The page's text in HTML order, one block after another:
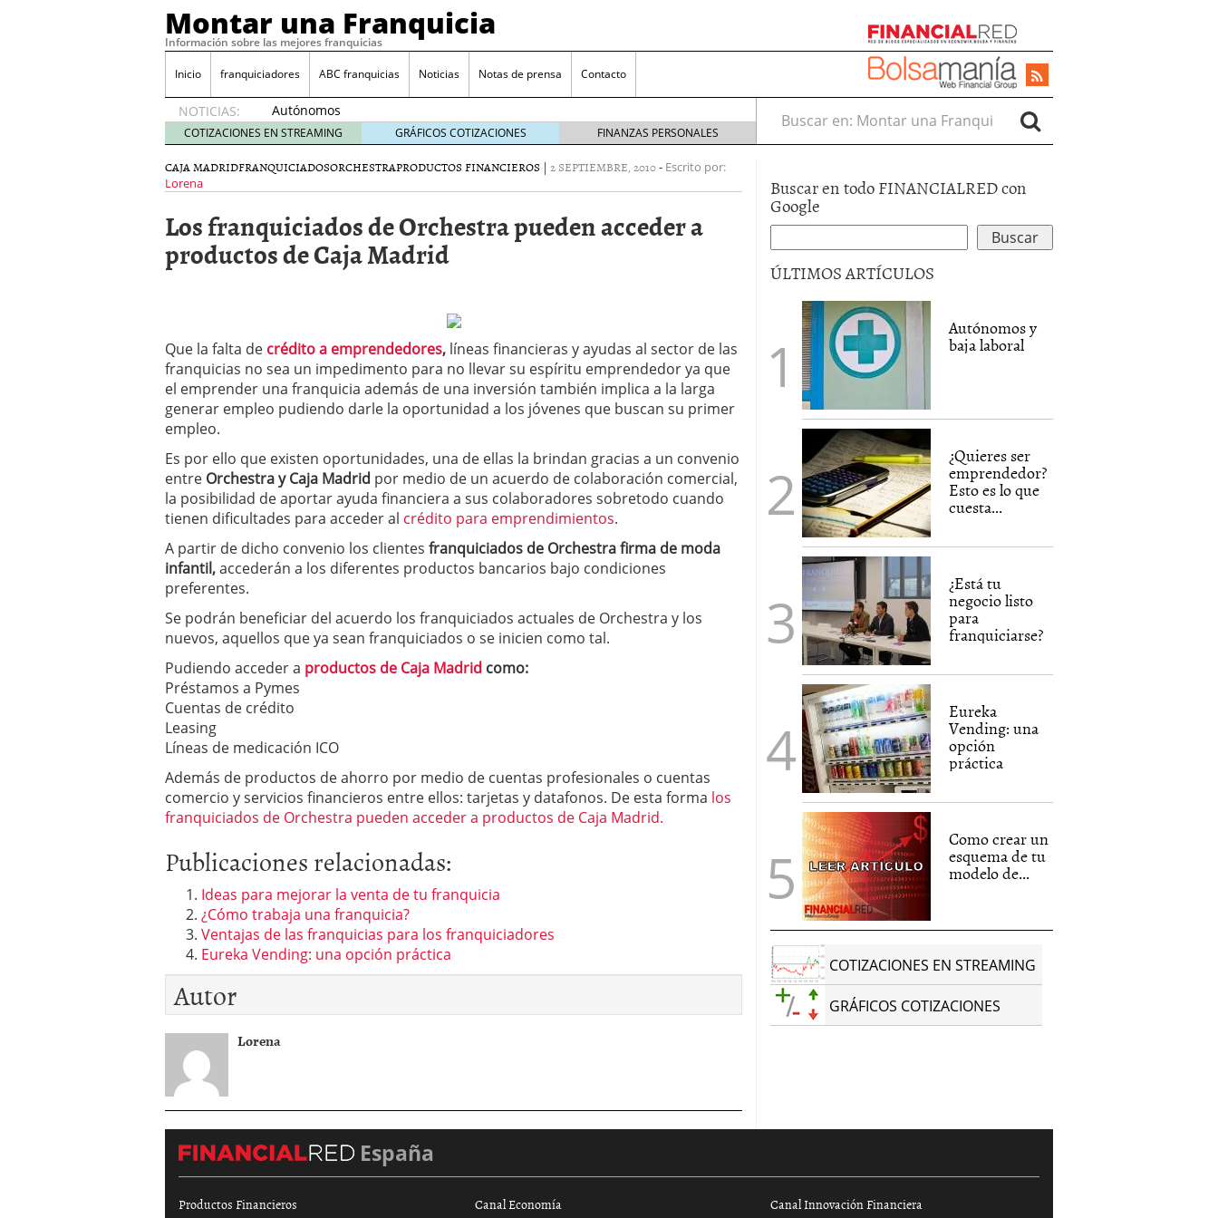
Montar una Franquicia
Información sobre las mejores franquicias
Inicio franquiciadores ABC franquicias Noticias Notas de prensa Contacto
NOTICIAS:
Autónomos
y baja
laboral
29 julio
tener 4 julio 2014
¿Está tu negocio listo para franquiciarse? 6 junio 2014
Eureka Vending: una opción práctica
Como crear un esquema de tu modelo de negocio
COTIZACIONES EN STREAMING GRÁFICOS COTIZACIONES FINANZAS PERSONALES
Buscar en:
CAJA MADRIDFRANQUICIADOSORCHESTRAPRODUCTOS FINANCIEROS | 2 SEPTIEMBRE, 2010- Escrito por:
Lorena
Los franquiciados de Orchestra pueden acceder a
productos de Caja Madrid
Que la falta de crédito a emprendedores, líneas financieras y ayudas al sector de las
franquicias no sea un impedimento para no llevar su espíritu emprendedor ya que
el emprender una franquicia además de una inversión también implica a la larga
generar empleo pudiendo darle la oportunidad a los jóvenes que buscan su primer
empleo.
Es por ello que existen oportunidades, una de ellas la brindan gracias a un convenio
entre Orchestra y Caja Madrid por medio de un acuerdo de colaboración comercial,
la posibilidad de aportar ayuda financiera a sus colaboradores sobretodo cuando
tienen dificultades para acceder al crédito para emprendimientos.
A partir de dicho convenio los clientes franquiciados de Orchestra firma de moda
infantil,accederán a los diferentes productos bancarios bajo condiciones
preferentes.
Se podrán beneficiar del acuerdo los franquiciados actuales de Orchestra y los
nuevos, aquellos que ya sean franquiciados o se inicien como tal.
Pudiendo acceder a productos de Caja Madrid como:
Préstamos a Pymes
Cuentas de crédito
Leasing
Líneas de medicación ICO
Además de productos de ahorro por medio de cuentas profesionales o cuentas
comercio y servicios financieros entre ellos: tarjetas y datafonos. De esta forma los
franquiciados de Orchestra pueden acceder a productos de Caja Madrid.
Publicaciones relacionadas:
Ideas para mejorar la venta de tu franquicia
¿Cómo trabaja una franquicia?
Ventajas de las franquicias para los franquiciadores
Eureka Vending: una opción práctica
Autor
Lorena
Buscar en todo FINANCIALRED con
Google
ÚLTIMOS ARTÍCULOS
Autónomos y
baja laboral
¿Quieres ser
emprendedor?
Esto es lo que
cuesta...
¿Está tu
negocio listo
para
franquiciarse?
Eureka
Vending: una
opción
práctica
Como crear un
esquema de tu
modelo de...
COTIZACIONES EN STREAMING
GRÁFICOS COTIZACIONES
España
Productos Financieros Canal Economía Canal Innovación Financiera